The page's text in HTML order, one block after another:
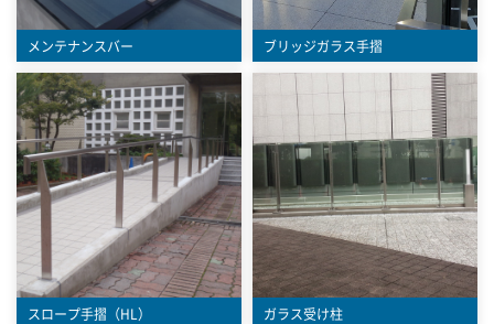
メンテナンスバー ブリッジガラス手摺
スロープ手摺（HL） ガラス受け柱